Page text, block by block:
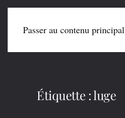
Passer au contenu principal
Étiquette :luge